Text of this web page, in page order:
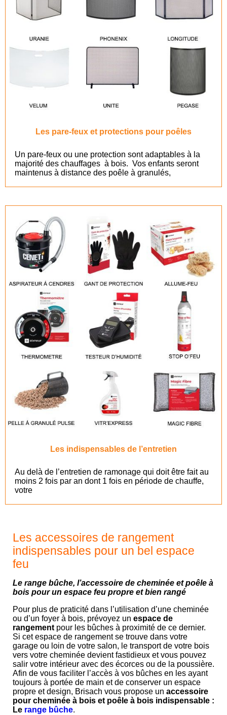
Les pare-feux et protections pour poêles
Un pare-feux ou une protection sont adaptables à la
majorité des chauffages à bois. Vos enfants seront
maintenus à distance des poêle à granulés,
Les indispensables de l’entretien
Au delà de l’entretien de ramonage qui doit être fait au
moins 2 fois par an dont 1 fois en période de chauffe,
votre
Les accessoires de rangement
indispensables pour un bel espace
feu
Le range bûche, l’accessoire de cheminée et poêle à
bois pour un espace feu propre et bien rangé
Pour plus de praticité dans l’utilisation d’une cheminée
ou d’un foyer à bois, prévoyez un espace de
rangement pour les bûches à proximité de ce dernier.
Si cet espace de rangement se trouve dans votre
garage ou loin de votre salon, le transport de votre bois
vers votre cheminée devient fastidieux et vous pouvez
salir votre intérieur avec des écorces ou de la poussière.
Afin de vous faciliter l’accès à vos bûches en les ayant
toujours à portée de main et de conserver un espace
propre et design, Brisach vous propose un accessoire
pour cheminée à bois et poêle à bois indispensable :
Le range bûche.